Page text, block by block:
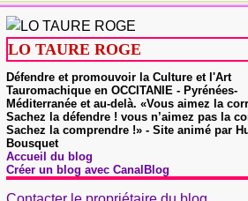
LO TAURE ROGE
Défendre et promouvoir la Culture et l'Art
Tauromachique en OCCITANIE - Pyrénées-
Méditerranée et au-delà. «Vous aimez la
Sachez la défendre ! vous n’aimez pas la
Sachez la comprendre !» - Site animé par
Bousquet
Accueil du blog
Créer un blog avec CanalBlog